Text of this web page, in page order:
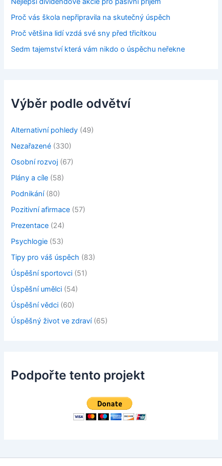
Proč vás škola nepřipravila na skutečný úspěch
Proč většina lidí vzdá své sny před třicítkou
Sedm tajemství která vám nikdo o úspěchu neřekne
Výběr podle odvětví
Alternativní pohledy (49)
Nezařazené (330)
Osobní rozvoj (67)
Plány a cíle (58)
Podnikání(80)
Pozitivní afirmace (57)
Prezentace (24)
Psychlogie (53)
Tipy pro váš úspěch (83)
Úspěšní sportovci (51)
Úspěšní umělci (54)
Úspěšní vědci (60)
Úspěšný život ve zdraví(65)
Podpořte tento projekt